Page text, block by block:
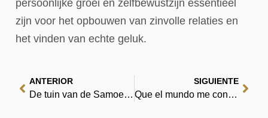
persoonlijke groei en zelfbewustzijn essentieel
zijn voor het opbouwen van zinvolle relaties en
het vinden van echte geluk.
ANTERIOR
De tuin van de Samoerai – Lees boeken overal gratis
SIGUIENTE
Que el mundo me conozca | Free Reading